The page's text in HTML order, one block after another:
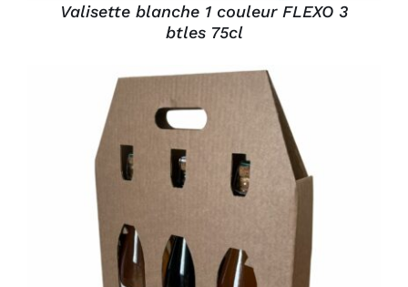
Valisette blanche 1 couleur FLEXO 3
btles 75cl
DÉTAILS